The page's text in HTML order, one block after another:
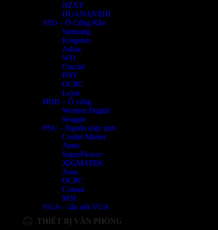
NZXT
HUANANZHI
SSD – Ổ Cứng Rắn
Samsung
Kingston
Adata
WD
Crucial
PNY
OCPC
Lexar
HDD – Ổ cứng
Western Digital
Seagate
PSU – Nguồn máy tính
Cooler Master
Antec
SuperFlower
XIGMATEK
Asus
OCPC
Corsair
MSI
VGA – cầu nối VGA
THIẾT BỊ VĂN PHÒNG